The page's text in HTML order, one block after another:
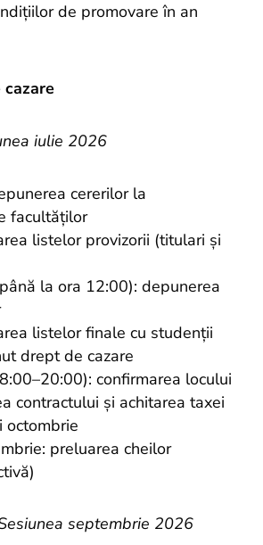
de promovare în an
iulie 2026
cererilor la
facultăților
listelor provizorii (titulari și
la ora 12:00): depunerea
listelor finale cu studenții
drept de cazare
confirmarea locului
contractului și achitarea taxei
octombrie
preluarea cheilor
septembrie 2026